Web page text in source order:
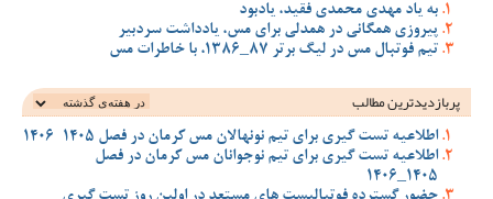
به یاد مهدی محمدی فقید، یادبود
پیروزی همگانی در همدلی برای مس، یادداشت سردبیر
تیم فوتبال مس در لیگ برتر 87_1386، با خاطرات مس
پربازدیدترین‌ مطالب
اطلاعیه تست گیری برای تیم نونهالان مس کرمان در فصل 1405-1406
اطلاعیه تست گیری برای تیم نوجوانان مس کرمان در فصل
1405_1406